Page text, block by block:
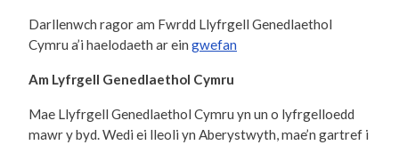
Darllenwch ragor am Fwrdd Llyfrgell Genedlaethol
Cymru a’i haelodaeth ar ein gwefan
Am Lyfrgell Genedlaethol Cymru
Mae Llyfrgell Genedlaethol Cymru yn un o lyfrgelloedd
mawr y byd. Wedi ei lleoli yn Aberystwyth, mae’n gartref i